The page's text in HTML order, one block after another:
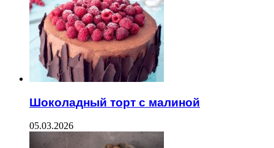
Шоколадный торт с малиной
05.03.2026